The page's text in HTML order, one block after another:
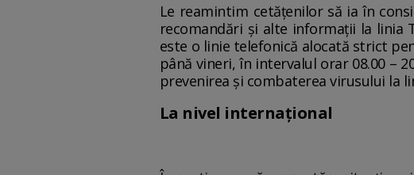
Le reamintim cetățenilor să ia în
recomandări și alte informații la linia
este o linie telefonică alocată strict
până vineri, în intervalul orar 08.00 –
prevenirea și combaterea virusului la
La nivel internațional